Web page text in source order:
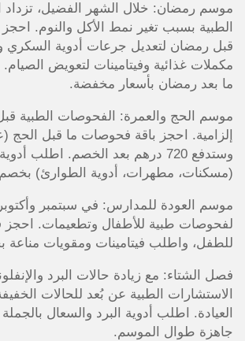
موسم رمضان: خلال الشهر الفضيل، تزداد
الطبية بسبب تغير نمط الأكل والنوم.
قبل رمضان لتعديل جرعات أدوية
مكملات غذائية وفيتامينات لتعويض
ما بعد رمضان بأسعار مخفضة.
موسم الحج والعمرة: الفحوصات الطبية
وستدفع 720 درهم بعد الخصم. اطلب
(مسكنات، مطهرات، أدوية الطوارئ) بخصم 10%.
موسم العودة للمدارس: في سبتمبر
لفحوصات طبية للأطفال وتطعيمات. احجز
للطفل، واطلب فيتامينات ومقويات مناعة
فصل الشتاء: مع زيادة حالات البرد
الاستشارات الطبية عن بُعد للحالات
العيادة. اطلب أدوية البرد والسعال
جاهزة طوال الموسم.